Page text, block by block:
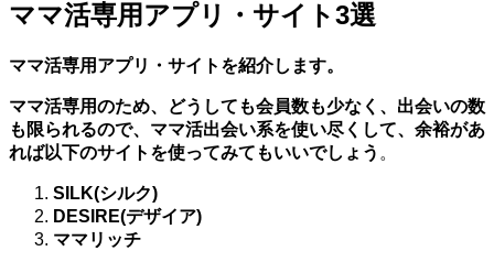
ママ活専用アプリ・サイト3選
ママ活専用アプリ・サイトを紹介します。
ママ活専用のため、どうしても会員数も少なく、出会いの数
も限られるので、ママ活出会い系を使い尽くして、余裕があ
れば以下のサイトを使ってみてもいいでしょう 。
SILK(シルク)
DESIRE(デザイア)
ママリッチ